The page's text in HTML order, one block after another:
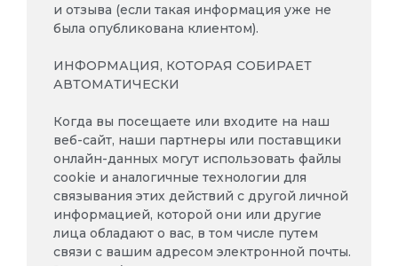
и отзыва (если такая информация уже не
была опубликована клиентом).
ИНФОРМАЦИЯ, КОТОРАЯ СОБИРАЕТ
АВТОМАТИЧЕСКИ
Когда вы посещаете или входите на наш
веб-сайт, наши партнеры или поставщики
онлайн-данных могут использовать файлы
cookie и аналогичные технологии для
связывания этих действий с другой личной
информацией, которой они или другие
лица обладают о вас, в том числе путем
связи с вашим адресом электронной почты.